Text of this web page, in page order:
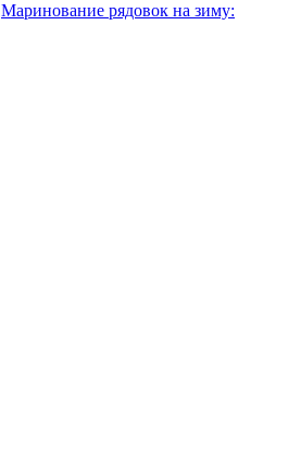
Маринование рядовок на зиму: